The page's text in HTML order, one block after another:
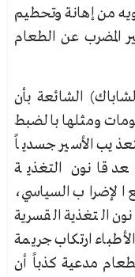
من إهانة وتحطيم
المضرب عن الطعام
الشائعة بأن
ومثلها بالضبط
الأسير جسدياً
قانون التغذية
الإضراب السياسي،
التغذية القسرية
ارتكاب جريمة
مدعية كذباً أن